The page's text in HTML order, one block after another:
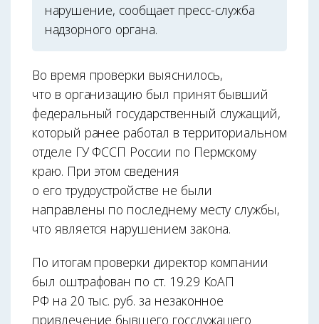
нарушение, сообщает пресс-служба
надзорного органа.
Во время проверки выяснилось,
что в организацию был принят бывший
федеральный государственный служащий,
который ранее работал в территориальном
отделе ГУ ФССП России по Пермскому
краю. При этом сведения
о его трудоустройстве не были
направлены по последнему месту службы,
что является нарушением закона.
По итогам проверки директор компании
был оштрафован по ст. 19.29 КоАП
РФ на 20 тыс. руб. за незаконное
привлечение бывшего госслужащего